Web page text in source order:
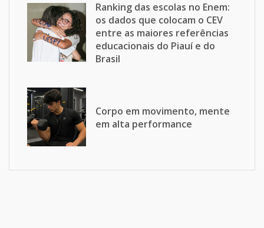
Ranking das escolas no Enem:
os dados que colocam o CEV
entre as maiores referências
educacionais do Piauí e do
Brasil
Corpo em movimento, mente
em alta performance